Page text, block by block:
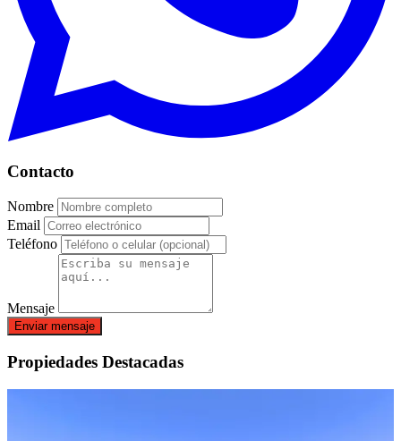
Contacto
Nombre
Email
Teléfono
Mensaje
Enviar mensaje
Propiedades Destacadas